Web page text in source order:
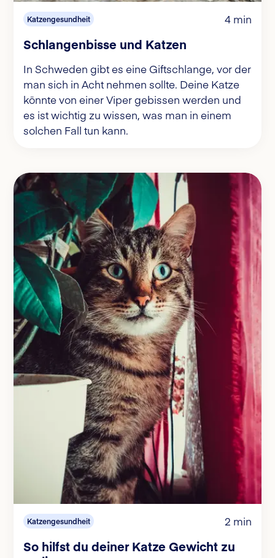
Katzengesundheit 4 min
Schlangenbisse und Katzen
In Schweden gibt es eine Giftschlange, vor der
man sich in Acht nehmen sollte. Deine Katze
könnte von einer Viper gebissen werden und
es ist wichtig zu wissen, was man in einem
solchen Fall tun kann.
Katzengesundheit 2 min
So hilfst du deiner Katze Gewicht zu